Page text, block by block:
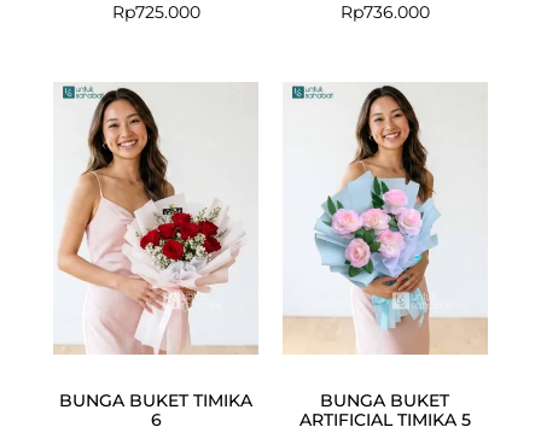
Rp725.000
Rp736.000
BUNGA BUKET TIMIKA
6
BUNGA BUKET
ARTIFICIAL TIMIKA 5